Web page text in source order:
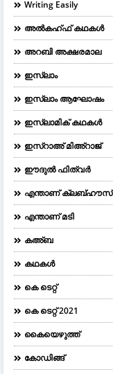
Writing Easily
അൽകഹ്ഫ് കഥകൾ
അറബി അക്ഷരമാല
ഇസ്ലാം
ഇസ്ലാം ആഘോഷം
ഇസ്ലാമിക് കഥകൾ
ഇസ്റാഅ് മിഅ്റാജ്
ഈദുല്‍ ഫിത്വര്‍
എന്താണ് ക്ലബ്ഹൗസ്
എന്താണ് മടി
കഅ്ബ
കഥകൾ
കെ ടെറ്റ്
കെ ടെറ്റ് 2021
കൈയെഴുത്ത്
കോഡിങ്ങ്